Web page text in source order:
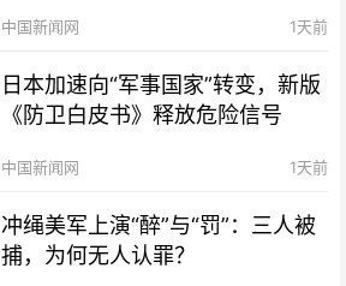
中国新闻网 1天前
日本加速向“军事国家”转变，新版
《防卫白皮书》释放危险信号
中国新闻网 1天前
冲绳美军上演“醉”与“罚”：三人被
捕，为何无人认罪？